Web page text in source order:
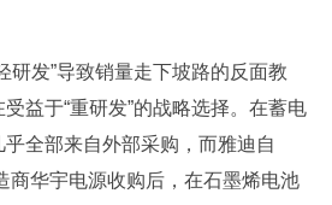
研发”导致销量走下坡路的反面教
益于“重研发”的战略选择。在蓄电
全部来自外部采购，而雅迪自
商华宇电源收购后，在石墨烯电池